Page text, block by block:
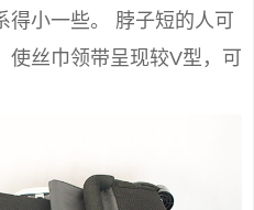
得小一些。 脖子短的人可
使丝巾领带呈现较V型，可